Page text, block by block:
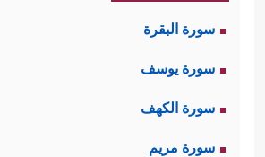
سورة البقرة
سورة يوسف
سورة الكهف
سورة مريم